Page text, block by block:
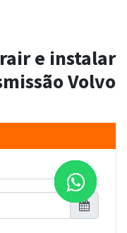
e instalar
Volvo